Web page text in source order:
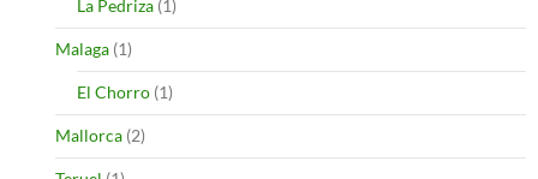
La Pedriza (1)
Malaga (1)
El Chorro (1)
Mallorca (2)